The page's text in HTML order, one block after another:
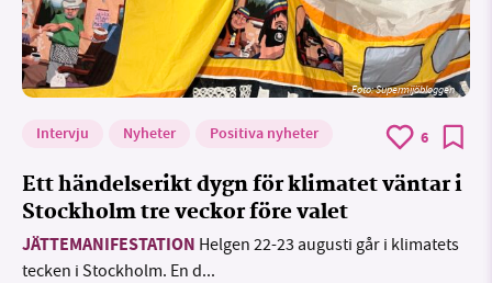
Foto: Supermijöbloggen
Intervju Nyheter Positiva nyheter 6
Ett händelserikt dygn för klimatet väntar i
Stockholm tre veckor före valet
JÄTTEMANIFESTATION Helgen 22-23 augusti går i klimatets
tecken i Stockholm. En d...